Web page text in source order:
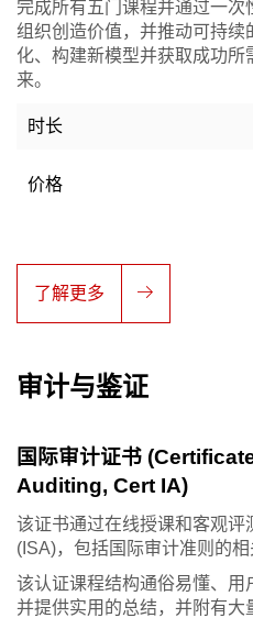
完成所有五门课程并通过一
组织创造价值，并推动可持
化、构建新模型并获取成功
来。
时长
价格
了解更多
审计与鉴证
国际审计证书
Auditing, Cert IA)
该证书通过在线授课和客观评
(ISA)，包括国际审计准则的相
该认证课程结构通俗易懂、用
并提供实用的总结，并附有